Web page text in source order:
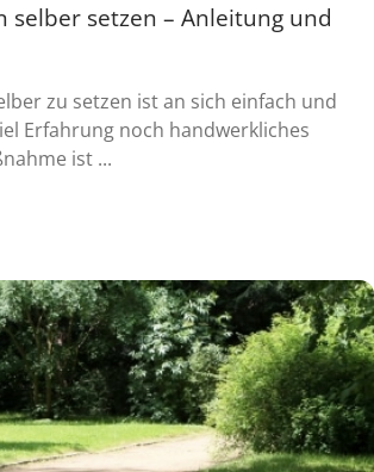
selber setzen – Anleitung und
zu setzen ist an sich einfach und
Erfahrung noch handwerkliches
ist ...